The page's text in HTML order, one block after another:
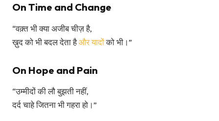
On Time and Change
“वक़्त भी क्या अजीब चीज़ है,
ख़ुद को भी बदल देता हैऔर यादोंको भी।”
On Hope and Pain
“उम्मीदों की लौ बुझती नहीं,
दर्द चाहे जितना भी गहरा हो।”